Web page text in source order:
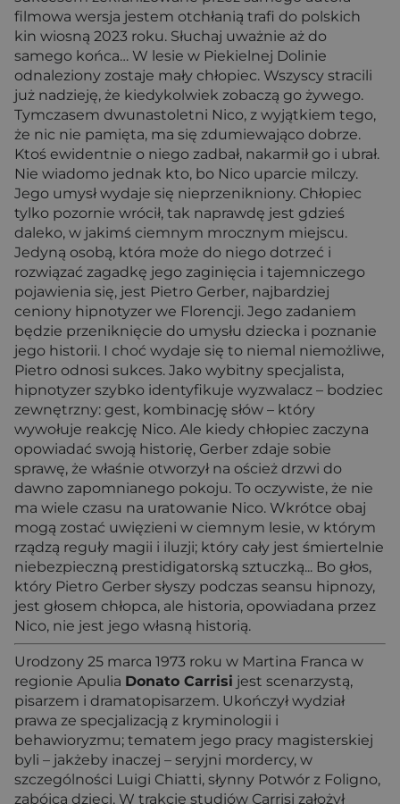
filmowa wersja jestem otchłanią trafi do polskich
kin wiosną 2023 roku. Słuchaj uważnie aż do
samego końca… W lesie w Piekielnej Dolinie
odnaleziony zostaje mały chłopiec. Wszyscy stracili
już nadzieję, że kiedykolwiek zobaczą go żywego.
Tymczasem dwunastoletni Nico, z wyjątkiem tego,
że nic nie pamięta, ma się zdumiewająco dobrze.
Ktoś ewidentnie o niego zadbał, nakarmił go i ubrał.
Nie wiadomo jednak kto, bo Nico uparcie milczy.
Jego umysł wydaje się nieprzenikniony. Chłopiec
tylko pozornie wrócił, tak naprawdę jest gdzieś
daleko, w jakimś ciemnym mrocznym miejscu.
Jedyną osobą, która może do niego dotrzeć i
rozwiązać zagadkę jego zaginięcia i tajemniczego
pojawienia się, jest Pietro Gerber, najbardziej
ceniony hipnotyzer we Florencji. Jego zadaniem
będzie przeniknięcie do umysłu dziecka i poznanie
jego historii. I choć wydaje się to niemal niemożliwe,
Pietro odnosi sukces. Jako wybitny specjalista,
hipnotyzer szybko identyfikuje wyzwalacz – bodziec
zewnętrzny: gest, kombinację słów – który
wywołuje reakcję Nico. Ale kiedy chłopiec zaczyna
opowiadać swoją historię, Gerber zdaje sobie
sprawę, że właśnie otworzył na oścież drzwi do
dawno zapomnianego pokoju. To oczywiste, że nie
ma wiele czasu na uratowanie Nico. Wkrótce obaj
mogą zostać uwięzieni w ciemnym lesie, w którym
rządzą reguły magii i iluzji; który cały jest śmiertelnie
niebezpieczną prestidigatorską sztuczką... Bo głos,
który Pietro Gerber słyszy podczas seansu hipnozy,
jest głosem chłopca, ale historia, opowiadana przez
Nico, nie jest jego własną historią.
Urodzony 25 marca 1973 roku w Martina Franca w
regionie Apulia Donato Carrisi jest scenarzystą,
pisarzem i dramatopisarzem. Ukończył wydział
prawa ze specjalizacją z kryminologii i
behawioryzmu; tematem jego pracy magisterskiej
byli – jakżeby inaczej – seryjni mordercy, w
szczególności Luigi Chiatti, słynny Potwór z Foligno,
zabójca dzieci. W trakcie studiów Carrisi założył